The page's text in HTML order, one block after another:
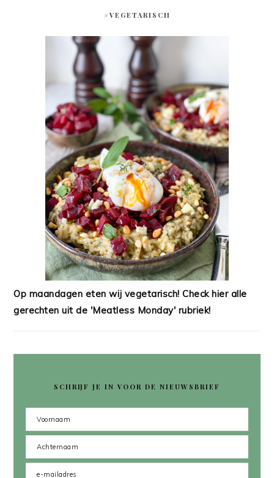
#VEGETARISCH
Op maandagen eten wij vegetarisch! Check hier alle
gerechten uit de 'Meatless Monday' rubriek!
SCHRIJF JE IN VOOR DE NIEUWSBRIEF